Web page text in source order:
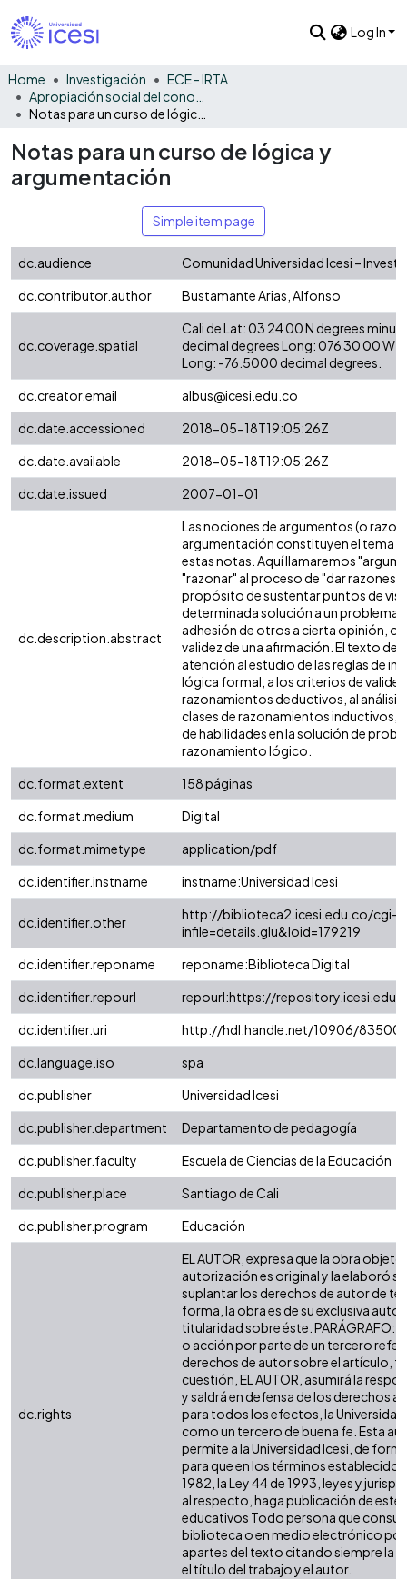
Log In
Home Investigación
ECE - IRTA
Notas para un curso de lógica y
argumentación
Simple item page
dc.audience
Comunidad Universidad Icesi –
dc.contributor.author
Bustamante Arias, Alfonso
dc.coverage.spatial
Cali de Lat: 03 24 00 N degrees
decimal degrees Long: 076 30 00 W
Long: -76.5000 decimal degrees.
dc.creator.email
albus@icesi.edu.co
dc.date.accessioned
2018-05-18T19:05:26Z
dc.date.available
2018-05-18T19:05:26Z
dc.date.issued
2007-01-01
dc.description.abstract
Las nociones de argumentos (o
argumentación constituyen el tema
estas notas. Aquí llamaremos
"razonar" al proceso de "dar razones"
propósito de sustentar puntos de
determinada solución a un problema,
adhesión de otros a cierta opinión, o
validez de una afirmación. El texto
atención al estudio de las reglas de
lógica formal, a los criterios de
razonamientos deductivos, al
clases de razonamientos inductivos,
de habilidades en la solución de
razonamiento lógico.
dc.format.extent
158 páginas
dc.format.medium
Digital
dc.format.mimetype
application/pdf
dc.identifier.instname
instname:Universidad Icesi
dc.identifier.other
http://biblioteca2.icesi.edu.co/cgi-
infile=details.glu&loid=179219
dc.identifier.reponame
reponame:Biblioteca Digital
dc.identifier.repourl
repourl:https://
dc.identifier.uri
http://hdl.handle.net/10906/83500
dc.language.iso
spa
dc.publisher
Universidad Icesi
dc.publisher.department
Departamento de pedagogía
dc.publisher.faculty
Escuela de Ciencias de la Educación
dc.publisher.place
Santiago de Cali
dc.publisher.program
Educación
dc.rights
EL AUTOR, expresa que la obra
autorización es original y la elaboró
suplantar los derechos de autor de
forma, la obra es de su exclusiva
titularidad sobre éste. PARÁGRAFO:
o acción por parte de un tercero
derechos de autor sobre el artículo,
cuestión, EL AUTOR, asumirá la
y saldrá en defensa de los derechos
para todos los efectos, la Universidad
como un tercero de buena fe. Esta
permite a la Universidad Icesi, de
para que en los términos establecidos
1982, la Ley 44 de 1993, leyes y
al respecto, haga publicación de este
educativos Todo persona que
biblioteca o en medio electrónico
apartes del texto citando siempre la
el título del trabajo y el autor.